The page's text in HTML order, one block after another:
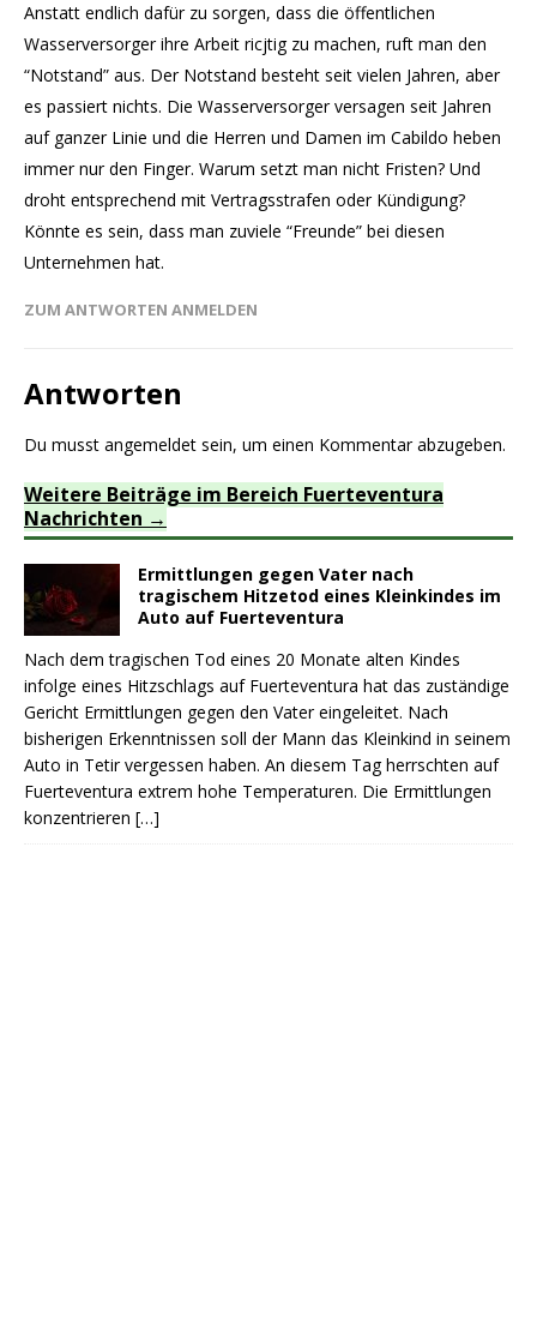
Anstatt endlich dafür zu sorgen, dass die öffentlichen
Wasserversorger ihre Arbeit ricjtig zu machen, ruft man den
“Notstand” aus. Der Notstand besteht seit vielen Jahren, aber
es passiert nichts. Die Wasserversorger versagen seit Jahren
auf ganzer Linie und die Herren und Damen im Cabildo heben
immer nur den Finger. Warum setzt man nicht Fristen? Und
droht entsprechend mit Vertragsstrafen oder Kündigung?
Könnte es sein, dass man zuviele “Freunde” bei diesen
Unternehmen hat.
ZUM ANTWORTEN ANMELDEN
Antworten
Du musst angemeldet sein, um einen Kommentar abzugeben.
Weitere Beiträge im Bereich Fuerteventura
Nachrichten
Ermittlungen gegen Vater nach
tragischem Hitzetod eines Kleinkindes im
Auto auf Fuerteventura
Nach dem tragischen Tod eines 20 Monate alten Kindes
infolge eines Hitzschlags auf Fuerteventura hat das zuständige
Gericht Ermittlungen gegen den Vater eingeleitet. Nach
bisherigen Erkenntnissen soll der Mann das Kleinkind in seinem
Auto in Tetir vergessen haben. An diesem Tag herrschten auf
Fuerteventura extrem hohe Temperaturen. Die Ermittlungen
konzentrieren […]